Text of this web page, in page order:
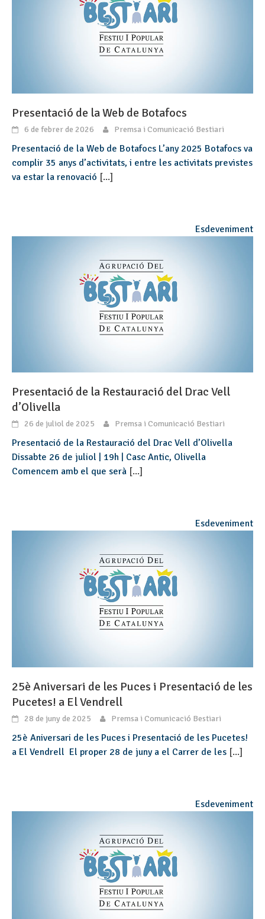
Presentació de la Web de Botafocs
6 de febrer de 2026 Premsa i Comunicació Bestiari
Presentació de la Web de Botafocs L’any 2025 Botafocs va
complir 35 anys d’activitats, i entre les activitats previstes
va estar la renovació [...]
Esdeveniment
Presentació de la Restauració del Drac Vell
d’Olivella
26 de juliol de 2025 Premsa i Comunicació Bestiari
Presentació de la Restauració del Drac Vell d’Olivella
Dissabte 26 de juliol | 19h | Casc Antic, Olivella
Comencem amb el que serà [...]
Esdeveniment
25è Aniversari de les Puces i Presentació de les
Pucetes! a El Vendrell
28 de juny de 2025 Premsa i Comunicació Bestiari
25è Aniversari de les Puces i Presentació de les Pucetes!
a El Vendrell El proper 28 de juny a el Carrer de les [...]
Esdeveniment